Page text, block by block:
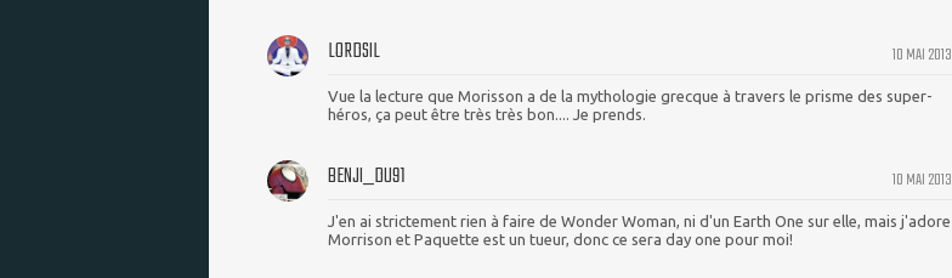
10 MAI 2013
LORDSIL
Vue la lecture que Morisson a de la mythologie grecque à travers le prisme des super-
héros, ça peut être très très bon.... Je prends.
10 MAI 2013
BENJI_DU91
J'en ai strictement rien à faire de Wonder Woman, ni d'un Earth One sur elle, mais j'adore
Morrison et Paquette est un tueur, donc ce sera day one pour moi!